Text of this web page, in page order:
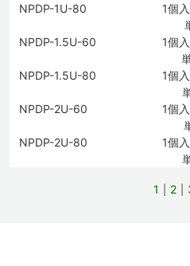
NPDP-1U-80
1個
NPDP-1.5U-60
1個
NPDP-1.5U-80
1個
NPDP-2U-60
1個
NPDP-2U-80
1個
1 2